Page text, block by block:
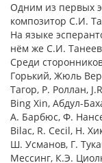
Одним из первых
композитор С.И.
На языке
нём же С.И.
Среди
Горький, Жюль
Тагор, Р. Роллан,
Bing Xin, Абдул-
А. Барбюс, Ф.
Bilac, R. Cecil, Н.
Ш. Усманов, Г.
Мессинг, К.Э.